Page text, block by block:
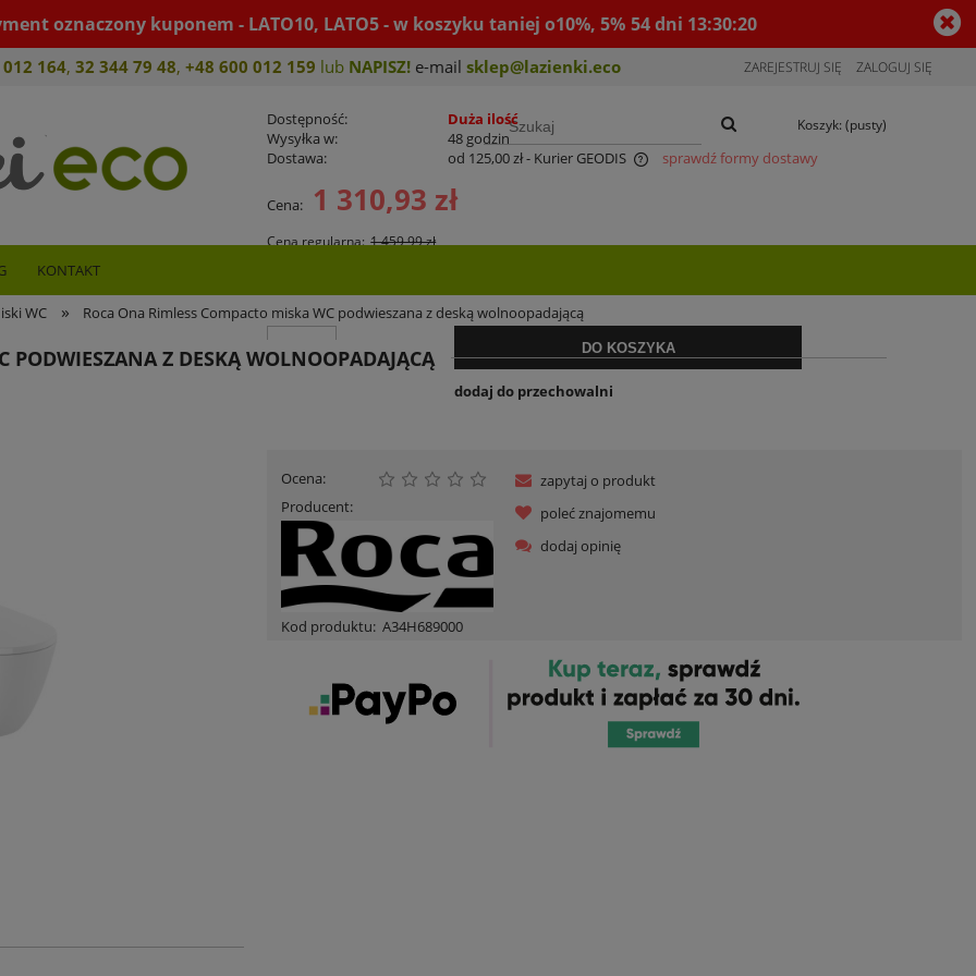
oznaczony kuponem - LATO10, LATO5 - w koszyku taniej o10%, 5% 54dni 13:30:20
164, 32 344 79 48, +48 600 012 159 lub NAPISZ! e-mail sklep@lazienki.eco ZAREJESTRUJ SIĘ ZALOGUJ SIĘ
Koszyk: (pusty)
KONTAKT
WC » Roca Ona Rimless Compacto miska WC podwieszana z deską wolnoopadającą
Z DESKĄ WOLNOOPADAJĄCĄ
Dostępność:
Duża ilość
Wysyłka w:
48 godzin
Dostawa:
od 125,00 zł- Kurier GEODIS
Cena nie zawiera ewentualnych kosztów
sprawdź formy dostawy
Cena: 1 310,93 zł
Cena regularna:1 459,99 zł
szt. DO KOSZYKA
dodaj do przechowalni
Ocena:
Producent:
Kod produktu: A34H689000
zapytaj o produkt
poleć znajomemu
dodaj opinię